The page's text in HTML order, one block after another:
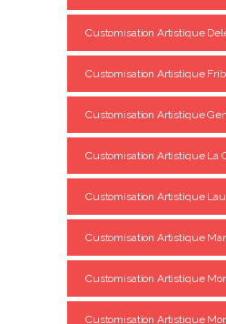
Customisation Artistique
Customisation Artistique
Customisation Artistique
Customisation Artistique La
Customisation Artistique
Customisation Artistique
Customisation Artistique
Customisation Artistique